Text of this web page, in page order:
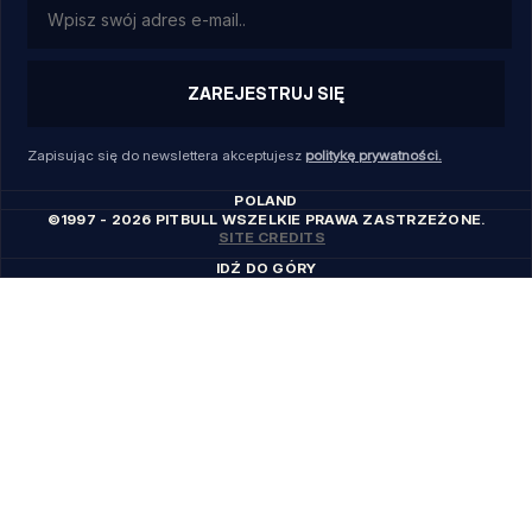
ZAREJESTRUJ SIĘ
Zapisując się do newslettera akceptujesz politykę prywatności.
POLAND
©1997 - 2026 PITBULL WSZELKIE PRAWA ZASTRZEŻONE.
SITE CREDITS
IDŹ DO GÓRY